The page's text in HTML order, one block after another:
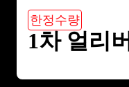
한정수량
1차 얼리